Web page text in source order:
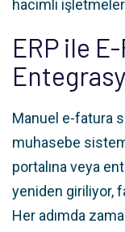
hacimli
ERP ile
Manuel e-fatura
muhasebe
portalına veya
yeniden giriliyor,
Her adımda